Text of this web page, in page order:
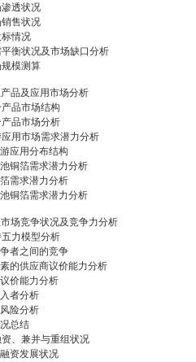
透状况
售状况
情况
衡状况及市场缺口分析
模测算
品及应用市场分析
品市场结构
品市场分析
用市场需求潜力分析
应用分布结构
铜箔需求潜力分析
需求潜力分析
铜箔需求潜力分析
场竞争状况及竞争力分析
力模型分析
者之间的竞争
的供应商议价能力分析
价能力分析
者分析
险分析
总结
、兼并与重组状况
资发展状况